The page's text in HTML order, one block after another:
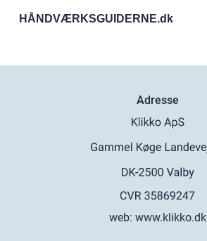
HÅNDVÆRKSGUIDERNE.dk
Adresse
web: www.klikko.dk